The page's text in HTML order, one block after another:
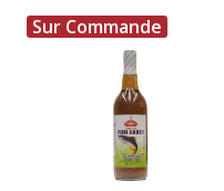
Sur Commande